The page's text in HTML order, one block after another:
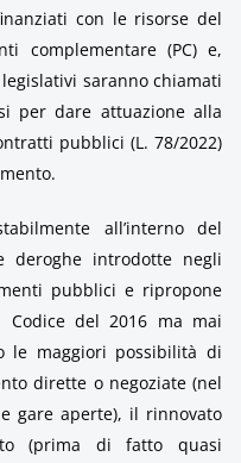
con le risorse del
complementare (PC) e,
saranno chiamati
per dare attuazione alla
pubblici (L. 78/2022)
all’interno del
deroghe introdotte negli
pubblici e ripropone
del 2016 ma mai
le maggiori possibilità di
dirette o negoziate (nel
gare aperte), il rinnovato
(prima di fatto quasi